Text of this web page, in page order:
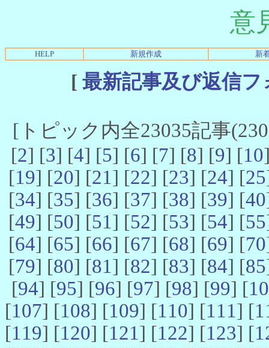
意
HELP 新規作成 新
[ 最新記事及び返信
[トピック内全23035記事
[2] [3] [4] [5] [6] [7] [8] [9] [10
[19] [20] [21] [22] [23] [24] [25
[34] [35] [36] [37] [38] [39] [40
[49] [50] [51] [52] [53] [54] [55
[64] [65] [66] [67] [68] [69] [70
[79] [80] [81] [82] [83] [84] [85
[94] [95] [96] [97] [98] [99] [
[107] [108] [109] [110] [111] [
[119] [120] [121] [122] [123] [